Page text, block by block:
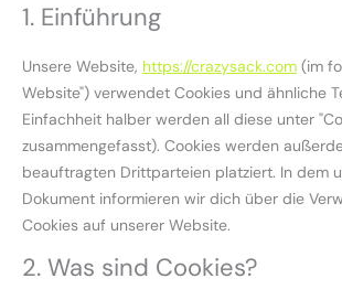
1. Einführung
Unsere Website, https://crazysack.com (im
Website") verwendet Cookies und ähnliche
Einfachheit halber werden all diese unter
zusammengefasst). Cookies werden
beauftragten Drittparteien platziert. In dem
Dokument informieren wir dich über die
Cookies auf unserer Website.
2. Was sind Cookies?